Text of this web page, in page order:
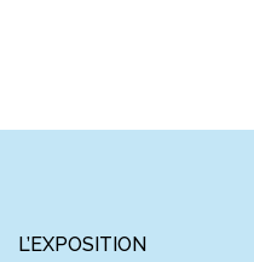
L’EXPOSITION